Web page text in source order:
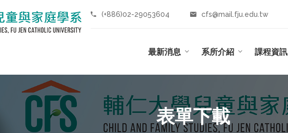
(+886)02-29053604 cfs@mail.fju.edu.tw
最新消息 系所介紹 課程資訊
表單下載